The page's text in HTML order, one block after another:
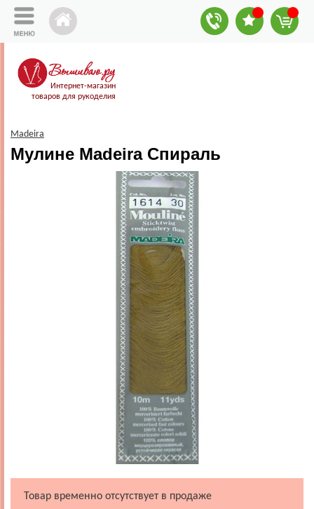
Интернет-магазин
товаров для рукоделия
Madeira
Мулине Madeira Спираль
Товар временно отсутствует в продаже